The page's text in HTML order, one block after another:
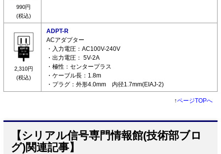
990円
(税込)
2,310円
(税込)
ADPT-R
ACアダプター
・入力電圧：AC100V-240V
・出力電圧： 5V-2A
・極性：センタープラス
・ケーブル長：1.8m
・プラグ：外形4.0mm 内径1.7mm(EIAJ-2)
↑ページTOPへ
【シリアル信号専門情報館(技術部ブロ
グ)関連記事】